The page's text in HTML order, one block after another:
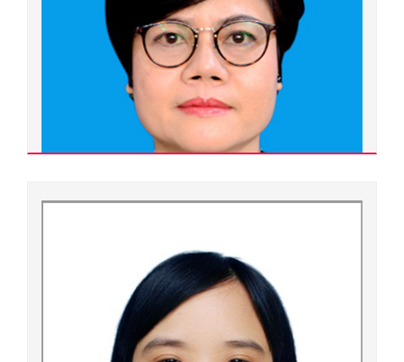
Vật lý lý thuyết và vật lý toán
Chuyên ngành đào tạo:
Vật lý lý thuyết và vật lý toán
Đơn vị quản lý:
Khoa Vật lý